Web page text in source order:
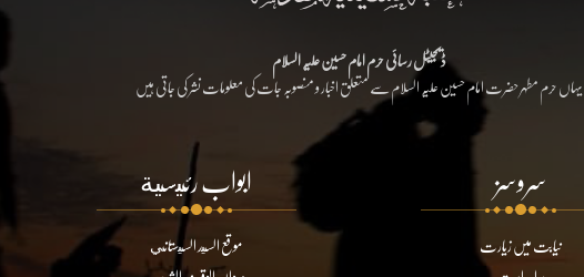
ڈیجیٹل رسائی حرم امام حسین علیہ السلام
یہاں حرم مطہر حضرت امام حسین علیہ السلام سے متعلق اخبار و منصوبہ جات کی معلومات نشر کی جاتی ہیں
سروسز
نیابت میں زیارت
ابواب رئيسية
موقع السيد السيستاني